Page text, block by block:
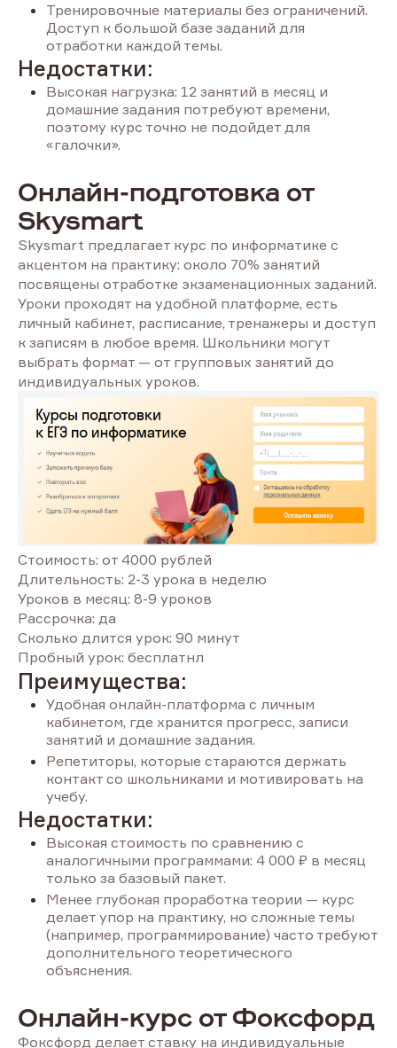
Тренировочные материалы без ограничений.
Доступ к большой базе заданий для
отработки каждой темы.
Недостатки:
Высокая нагрузка: 12 занятий в месяц и
домашние задания потребуют времени,
поэтому курс точно не подойдет для
«галочки».
Онлайн-подготовка от
Skysmart
Skysmart предлагает курс по информатике с
акцентом на практику: около 70% занятий
посвящены отработке экзаменационных заданий.
Уроки проходят на удобной платформе, есть
личный кабинет, расписание, тренажеры и доступ
к записям в любое время. Школьники могут
выбрать формат — от групповых занятий до
индивидуальных уроков.
Стоимость: от 4000 рублей
Длительность: 2-3 урока в неделю
Уроков в месяц: 8-9 уроков
Рассрочка: да
Сколько длится урок: 90 минут
Пробный урок: бесплатнл
Преимущества:
Удобная онлайн-платформа с личным
кабинетом, где хранится прогресс, записи
занятий и домашние задания.
Репетиторы, которые стараются держать
контакт со школьниками и мотивировать на
учебу.
Недостатки:
Высокая стоимость по сравнению с
аналогичными программами: 4 000 ₽ в месяц
только за базовый пакет.
Менее глубокая проработка теории — курс
делает упор на практику, но сложные темы
(например, программирование) часто требуют
дополнительного теоретического
объяснения.
Онлайн-курс от Фоксфорд
Фоксфорд делает ставку на индивидуальные